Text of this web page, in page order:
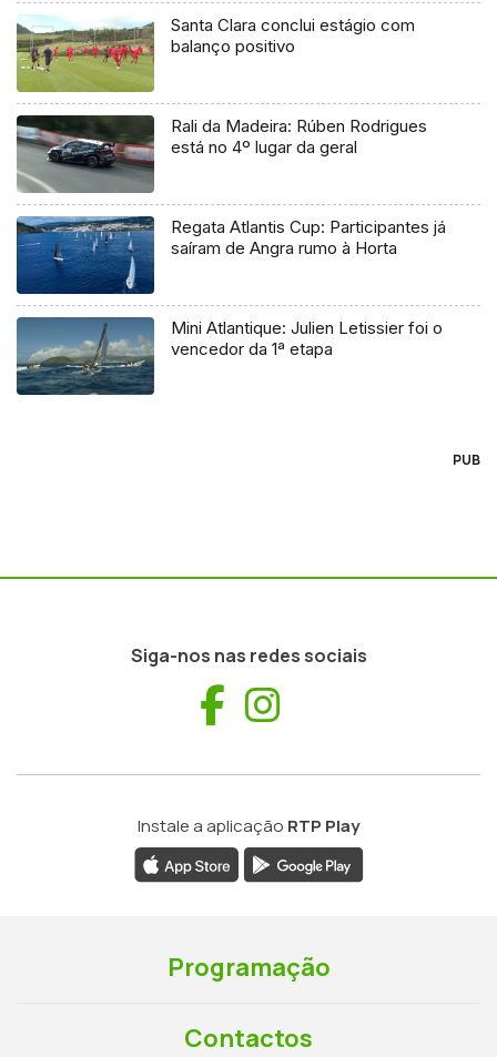
Santa Clara conclui estágio com
balanço positivo
Rali da Madeira: Rúben Rodrigues
está no 4º lugar da geral
Regata Atlantis Cup: Participantes já
saíram de Angra rumo à Horta
Mini Atlantique: Julien Letissier foi o
vencedor da 1ª etapa
PUB
Siga-nos nas redes sociais
Facebook
Instale a aplicação RTP Play
Programação
Contactos